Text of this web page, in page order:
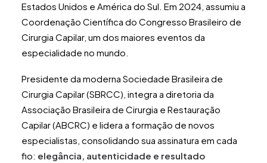
Estados Unidos e América do Sul. Em 2024, assumiu a
Coordenação Científica do Congresso Brasileiro de
Cirurgia Capilar, um dos maiores eventos da
especialidade no mundo.
Presidente da moderna Sociedade Brasileira de
Cirurgia Capilar (SBRCC), integra a diretoria da
Associação Brasileira de Cirurgia e Restauração
Capilar (ABCRC) e lidera a formação de novos
especialistas, consolidando sua assinatura em cada
fio: elegância, autenticidade e resultado